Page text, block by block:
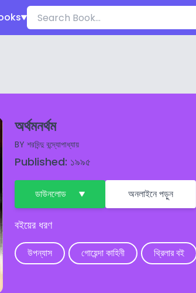
অর্থমনর্থম
BY শরদিন্দু বন্দ্যোপাধ্যায়
Published: ১৯৯৫
ডাউনলোড অনলাইনে পড়ুন
বইয়ের ধরণ
উপন্যাস গোয়েন্দা কাহিনী থ্রিলার বই